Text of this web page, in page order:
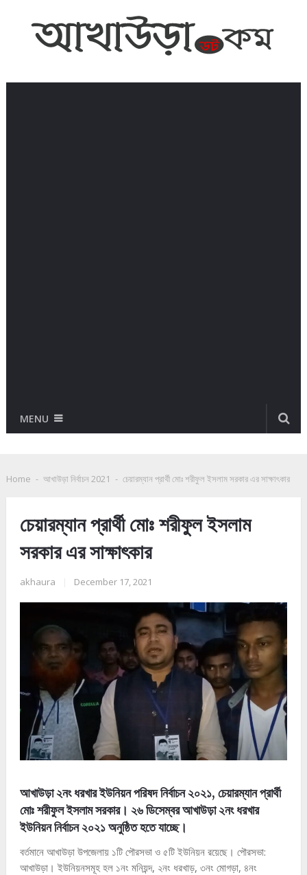
MENU
Home - আখাউড়া নির্বাচন 2021 - চেয়ারম্যান প্রার্থী মোঃ শরীফুল ইসলাম সরকার এর সাক্ষাৎকার
চেয়ারম্যান প্রার্থী মোঃ শরীফুল ইসলাম
সরকার এর সাক্ষাৎকার
akhaura December 17, 2021
আখাউড়া ২নং ধরখার ইউনিয়ন পরিষদ নির্বাচন ২০২১, চেয়ারম্যান প্রার্থী
মোঃ শরীফুল ইসলাম সরকার। ২৬ ডিসেম্বর আখাউড়া ২নং ধরখার
ইউনিয়ন নির্বাচন ২০২১ অনুষ্ঠিত হতে যাচ্ছে।
বর্তমানে আখাউড়া উপজেলায় ১টি পৌরসভা ও ৫টি ইউনিয়ন রয়েছে। পৌরসভা:
আখাউড়া। ইউনিয়নসমূহ হল ১নং মনিয়ন্দ, ২নং ধরখাড়, ৩নং মোগড়া, ৪নং